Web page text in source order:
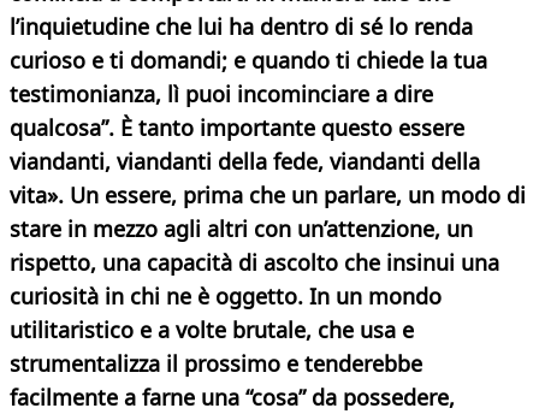
l’inquietudine che lui ha dentro di sé lo renda
curioso e ti domandi; e quando ti chiede la tua
testimonianza, lì puoi incominciare a dire
qualcosa”. È tanto importante questo essere
viandanti, viandanti della fede, viandanti della
vita». Un essere, prima che un parlare, un modo di
stare in mezzo agli altri con un’attenzione, un
rispetto, una capacità di ascolto che insinui una
curiosità in chi ne è oggetto. In un mondo
utilitaristico e a volte brutale, che usa e
strumentalizza il prossimo e tenderebbe
facilmente a farne una “cosa” da possedere,